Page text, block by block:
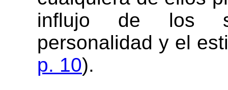
influjo de los
personalidad y el
p. 10).